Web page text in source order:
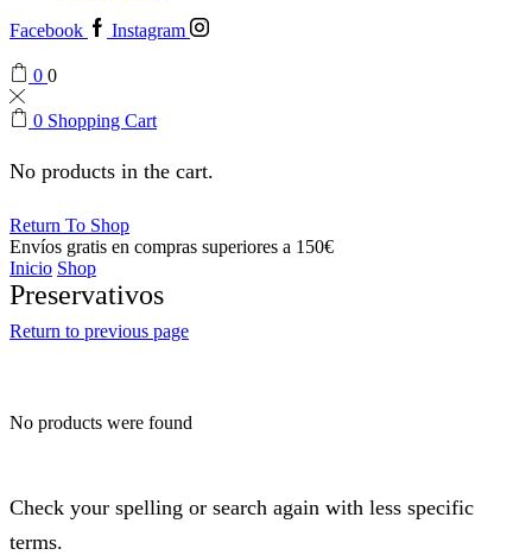
Facebook Instagram
0 0
0 Shopping Cart
No products in the cart.
Return To Shop
Envíos gratis en compras superiores a 150€
Inicio Shop
Preservativos
Return to previous page
No products were found
Check your spelling or search again with less specific
terms.